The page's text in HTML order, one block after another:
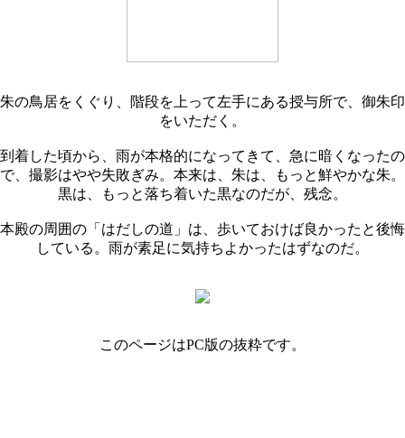
朱の鳥居をくぐり、階段を上って左手にある授与所で、御朱印
をいただく。
到着した頃から、雨が本格的になってきて、急に暗くなったの
で、撮影はやや失敗ぎみ。本来は、朱は、もっと鮮やかな朱。
黒は、もっと落ち着いた黒なのだが、残念。
本殿の周囲の「はだしの道」は、歩いておけば良かったと後悔
している。雨が素足に気持ちよかったはずなのだ。
このページはPC版の抜粋です。